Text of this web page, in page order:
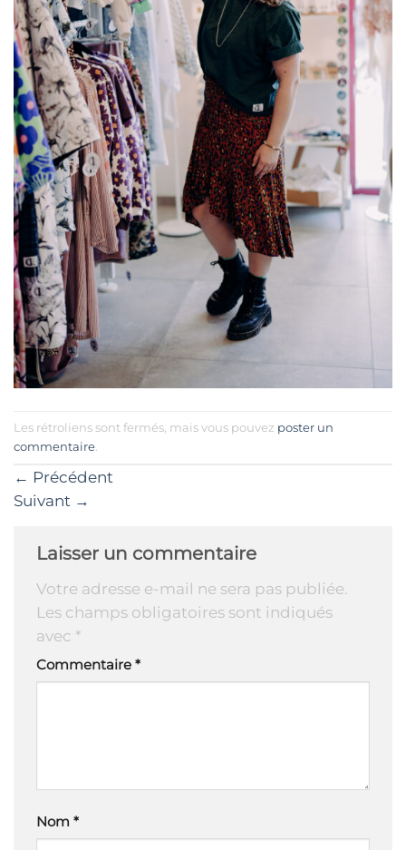
Les rétroliens sont fermés, mais vous pouvez poster un
commentaire
← Précédent
Suivant →
Laisser un commentaire
Votre adresse e-mail ne sera pas publiée.
Les champs obligatoires sont indiqués
avec *
Commentaire *
Nom *